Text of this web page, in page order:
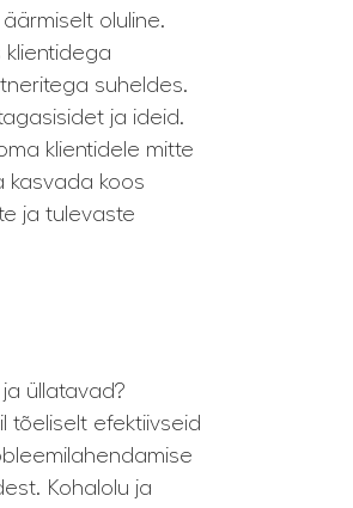
oluline.
klientidega
suheldes.
ja ideid.
klientidele mitte
kasvada koos
ja tulevaste
üllatavad?
tõeliselt efektiivseid
Kohalolu ja